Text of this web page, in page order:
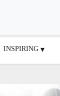
INSPIRING